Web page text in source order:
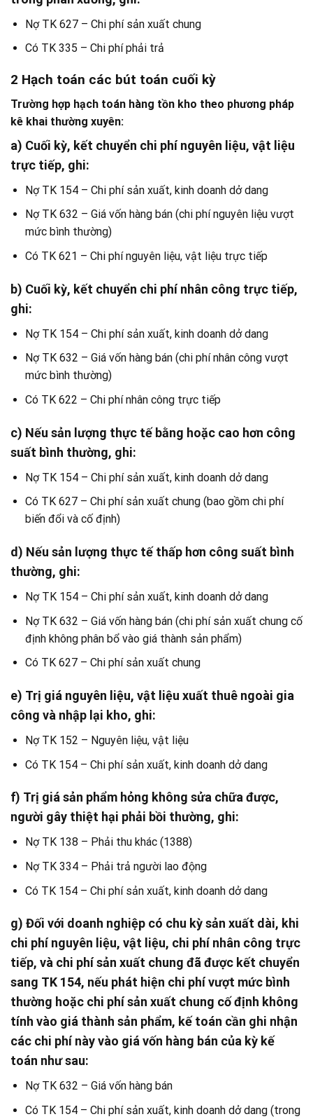
Nợ TK 627 – Chi phí sản xuất chung
Có TK 335 – Chi phí phải trả
2 Hạch toán các bút toán cuối kỳ
Trường hợp hạch toán hàng tồn kho theo phương pháp
kê khai thường xuyên:
a) Cuối kỳ, kết chuyển chi phí nguyên liệu, vật liệu
trực tiếp, ghi:
Nợ TK 154 – Chi phí sản xuất, kinh doanh dở dang
Nợ TK 632 – Giá vốn hàng bán (chi phí nguyên liệu vượt
mức bình thường)
Có TK 621 – Chi phí nguyên liệu, vật liệu trực tiếp
b) Cuối kỳ, kết chuyển chi phí nhân công trực tiếp,
ghi:
Nợ TK 154 – Chi phí sản xuất, kinh doanh dở dang
Nợ TK 632 – Giá vốn hàng bán (chi phí nhân công vượt
mức bình thường)
Có TK 622 – Chi phí nhân công trực tiếp
c) Nếu sản lượng thực tế bằng hoặc cao hơn công
suất bình thường, ghi:
Nợ TK 154 – Chi phí sản xuất, kinh doanh dở dang
Có TK 627 – Chi phí sản xuất chung (bao gồm chi phí
biến đổi và cố định)
d) Nếu sản lượng thực tế thấp hơn công suất bình
thường, ghi:
Nợ TK 154 – Chi phí sản xuất, kinh doanh dở dang
Nợ TK 632 – Giá vốn hàng bán (chi phí sản xuất chung cố
định không phân bổ vào giá thành sản phẩm)
Có TK 627 – Chi phí sản xuất chung
e) Trị giá nguyên liệu, vật liệu xuất thuê ngoài gia
công và nhập lại kho, ghi:
Nợ TK 152 – Nguyên liệu, vật liệu
Có TK 154 – Chi phí sản xuất, kinh doanh dở dang
f) Trị giá sản phẩm hỏng không sửa chữa được,
người gây thiệt hại phải bồi thường, ghi:
Nợ TK 138 – Phải thu khác (1388)
Nợ TK 334 – Phải trả người lao động
Có TK 154 – Chi phí sản xuất, kinh doanh dở dang
g) Đối với doanh nghiệp có chu kỳ sản xuất dài, khi
chi phí nguyên liệu, vật liệu, chi phí nhân công trực
tiếp, và chi phí sản xuất chung đã được kết chuyển
sang TK 154, nếu phát hiện chi phí vượt mức bình
thường hoặc chi phí sản xuất chung cố định không
tính vào giá thành sản phẩm, kế toán cần ghi nhận
các chi phí này vào giá vốn hàng bán của kỳ kế
toán như sau:
Nợ TK 632 – Giá vốn hàng bán
Có TK 154 – Chi phí sản xuất, kinh doanh dở dang (trong